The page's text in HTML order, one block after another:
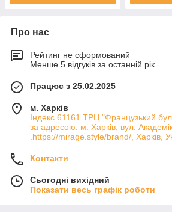
Про нас
Рейтинг не сформований
Менше 5 відгуків за останній рік
Працює з 25.02.2025
м. Харків
Індекс 61161 ТРЦ "Французький
за адресою: м. Харків, вул.
.https://mirage.style/brand/, Харків,
Контакти
Сьогодні вихідний
Показати весь графік роботи